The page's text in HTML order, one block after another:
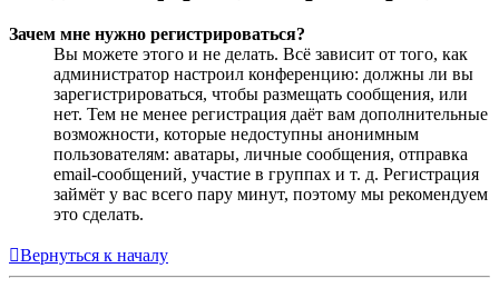
Зачем мне нужно регистрироваться?
Вы можете этого и не делать. Всё зависит от того, как
администратор настроил конференцию: должны ли вы
зарегистрироваться, чтобы размещать сообщения, или
нет. Тем не менее регистрация даёт вам дополнительные
возможности, которые недоступны анонимным
пользователям: аватары, личные сообщения, отправка
email-сообщений, участие в группах и т. д. Регистрация
займёт у вас всего пару минут, поэтому мы рекомендуем
это сделать.
Вернуться к началу